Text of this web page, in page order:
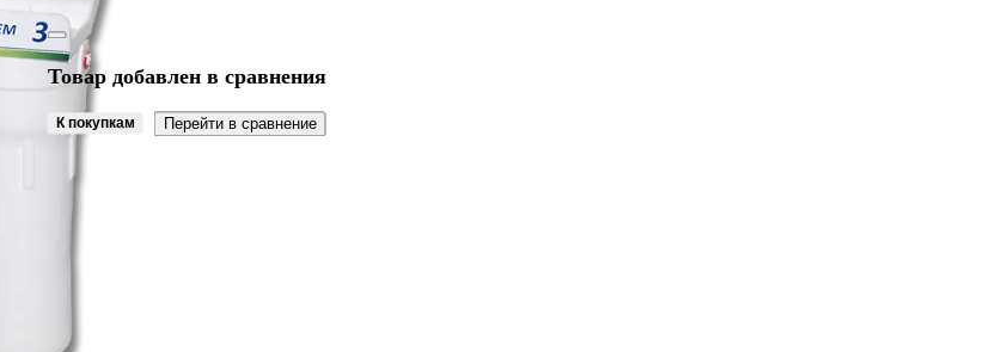
Товар добавлен в сравнения
К покупкам Перейти в сравнение